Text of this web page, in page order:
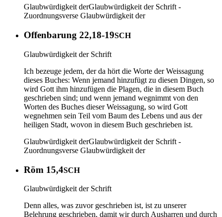
Glaubwürdigkeit derGlaubwürdigkeit der Schrift -
Zuordnungsverse Glaubwürdigkeit der
Offenbarung 22,18-19SCH
Glaubwürdigkeit der Schrift
Ich bezeuge jedem, der da hört die Worte der Weissagung
dieses Buches: Wenn jemand hinzufügt zu diesen Dingen, so
wird Gott ihm hinzufügen die Plagen, die in diesem Buch
geschrieben sind; und wenn jemand wegnimmt von den
Worten des Buches dieser Weissagung, so wird Gott
wegnehmen sein Teil vom Baum des Lebens und aus der
heiligen Stadt, wovon in diesem Buch geschrieben ist.
Glaubwürdigkeit derGlaubwürdigkeit der Schrift -
Zuordnungsverse Glaubwürdigkeit der
Röm 15,4SCH
Glaubwürdigkeit der Schrift
Denn alles, was zuvor geschrieben ist, ist zu unserer
Belehrung geschrieben, damit wir durch Ausharren und durch